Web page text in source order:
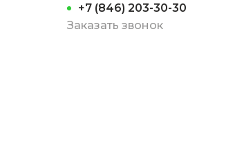
+7 (846) 203-30-30
Заказать звонок